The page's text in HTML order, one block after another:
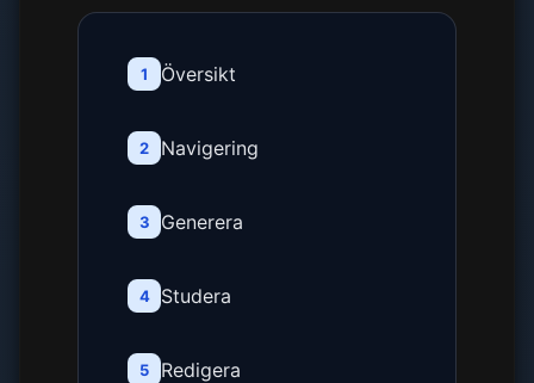
1 Översikt
2 Navigering
3 Generera
4 Studera
5 Redigera